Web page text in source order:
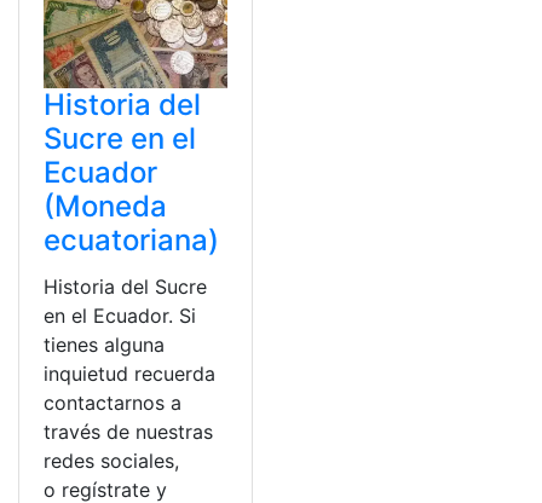
Historia del
Sucre en el
Ecuador
(Moneda
ecuatoriana)
Historia del Sucre
en el Ecuador. Si
tienes alguna
inquietud recuerda
contactarnos a
través de nuestras
redes sociales,
o regístrate y